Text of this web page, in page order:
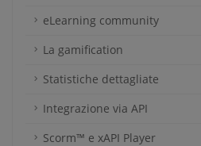
eLearning community
La gamification
Statistiche dettagliate
Integrazione via API
Scorm™ e xAPI Player